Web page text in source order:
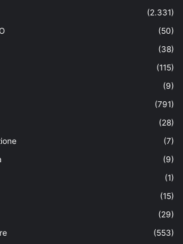
(2.331)
(50)
(38)
(115)
(9)
(791)
(28)
(7)
(9)
(1)
(15)
(29)
(553)